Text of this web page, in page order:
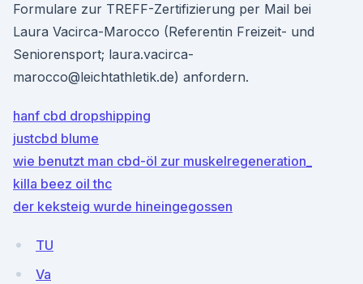
Formulare zur TREFF-Zertifizierung per Mail bei
Laura Vacirca-Marocco (Referentin Freizeit- und
Seniorensport; laura.vacirca-
marocco@leichtathletik.de) anfordern.
hanf cbd dropshipping
justcbd blume
wie benutzt man cbd-öl zur muskelregeneration_
killa beez oil thc
der keksteig wurde hineingegossen
TU
Va